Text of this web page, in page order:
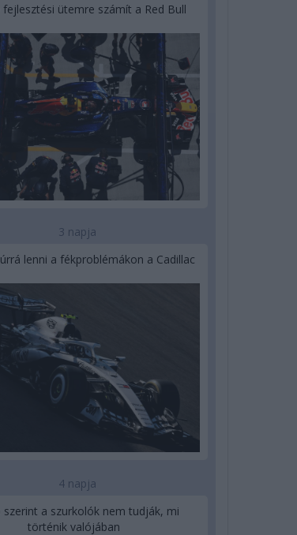
fejlesztési ütemre számít a Red Bull
3 napja
lenni a fékproblémákon a Cadillac
4 napja
szerint a szurkolók nem tudják, mi
történik valójában